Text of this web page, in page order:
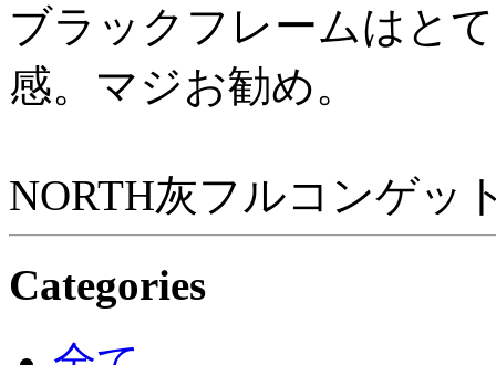
ブラックフレームはと
感。マジお勧め。
NORTH灰フルコンゲッ
Categories